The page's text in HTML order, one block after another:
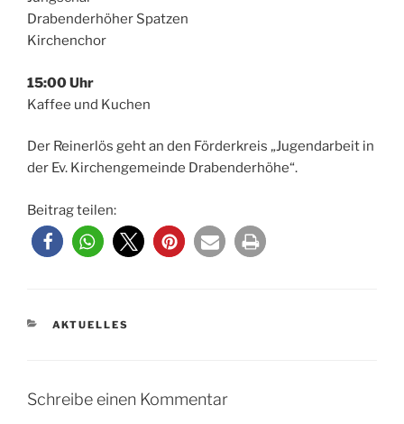
Drabenderhöher Spatzen
Kirchenchor
15:00 Uhr
Kaffee und Kuchen
Der Reinerlös geht an den Förderkreis „Jugendarbeit in
der Ev. Kirchengemeinde Drabenderhöhe“.
Beitrag teilen:
KATEGORIEN
AKTUELLES
Schreibe einen Kommentar